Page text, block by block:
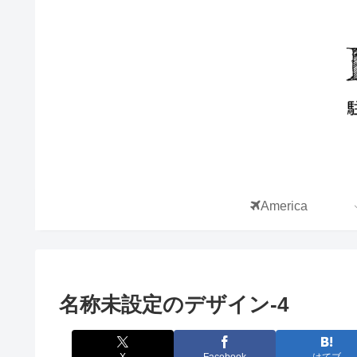
America
名称未設定のデザイン-4